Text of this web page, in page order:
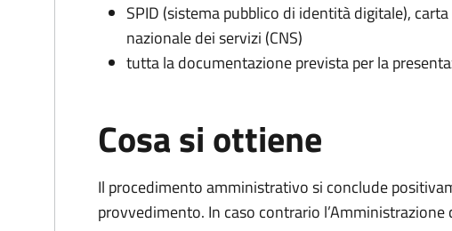
SPID (sistema pubblico di identità digitale),
nazionale dei servizi (CNS)
tutta la documentazione prevista per la
Cosa si ottiene
Il procedimento amministrativo si conclude
provvedimento. In caso contrario l’Amministrazione